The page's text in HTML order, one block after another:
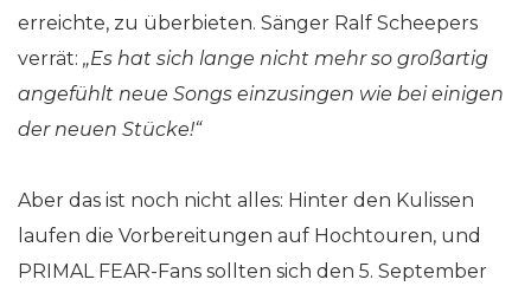
erreichte, zu überbieten. Sänger Ralf Scheepers
verrät: „Es hat sich lange nicht mehr so großartig
angefühlt neue Songs einzusingen wie bei einigen
der neuen Stücke!“
Aber das ist noch nicht alles: Hinter den Kulissen
laufen die Vorbereitungen auf Hochtouren, und
PRIMAL FEAR-Fans sollten sich den 5. September